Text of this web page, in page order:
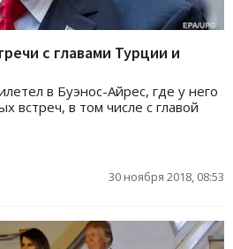
с главами Турции и
в Буэнос-Айрес, где у него
встреч, в том числе с главой
30 ноября 2018, 08:53